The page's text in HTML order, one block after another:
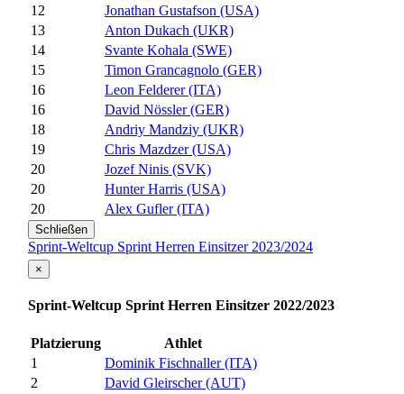
12
Jonathan Gustafson (USA)
13
Anton Dukach (UKR)
14
Svante Kohala (SWE)
15
Timon Grancagnolo (GER)
16
Leon Felderer (ITA)
16
David Nössler (GER)
18
Andriy Mandziy (UKR)
19
Chris Mazdzer (USA)
20
Jozef Ninis (SVK)
20
Hunter Harris (USA)
20
Alex Gufler (ITA)
Schließen
Sprint-Weltcup Sprint Herren Einsitzer 2023/2024
×
Sprint-Weltcup Sprint Herren Einsitzer 2022/2023
Platzierung
Athlet
1
Dominik Fischnaller (ITA)
2
David Gleirscher (AUT)